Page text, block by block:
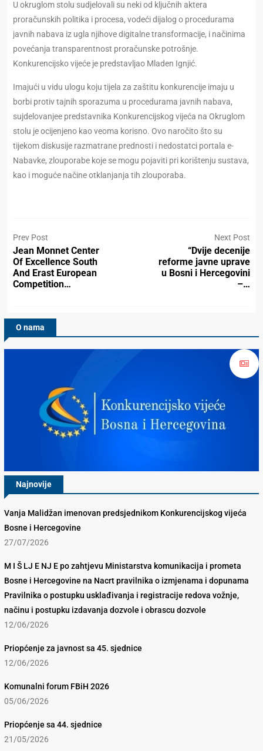
U okruglom stolu sudjelovali su neki od ključnih aktera
proračunskih politika i procesa, vodeći dijalog o procedurama
javnih nabava iz ugla njihove digitalne transformacije, i načinima
povećanja transparentnost proračunske potrošnje.
Konkurencijsko vijeće je predstavljao Mladen Ignjić.
Imajući u vidu ulogu koju tijela za zaštitu konkurencije imaju u
borbi protiv tajnih sporazuma u procedurama javnih nabava,
sujdelovanjee predstavnika Konkurencijskog vijeća na Okruglom
stolu je ocijenjeno kao veoma korisno. Ovo naročito što su
tijekom diskusije razmatrane prednosti i nedostatci portala e-
Nabavke, zlouporabe koje se mogu pojaviti pri korištenju sustava,
kao i moguće načine otklanjanja tih zlouporaba.
Prev Post
Jean Monnet Center
Of Excellence South
And Erast European
Competition…
Next Post
“Dvije decenije
reforme javne uprave
u Bosni i Hercegovini
–…
O nama
Najnovije
Vanja Malidžan imenovan predsjednikom Konkurencijskog vijeća
Bosne i Hercegovine
27/07/2026
M I Š LJ E NJ E po zahtjevu Ministarstva komunikacija i prometa
Bosne i Hercegovine na Nacrt pravilnika o izmjenama i dopunama
Pravilnika o postupku usklađivanja i registracije redova vožnje,
načinu i postupku izdavanja dozvole i obrascu dozvole
12/06/2026
Priopćenje za javnost sa 45. sjednice
12/06/2026
Komunalni forum FBiH 2026
05/06/2026
Priopćenje sa 44. sjednice
21/05/2026